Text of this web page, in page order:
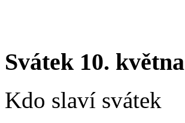
Svátek 10. května
Kdo slaví svátek